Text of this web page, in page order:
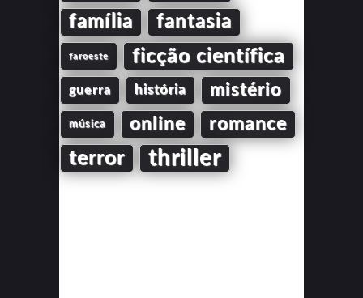
família fantasia
faroeste ficção científica
guerra história mistério
música online romance
terror thriller